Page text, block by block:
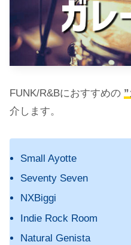
FUNK/R&Bにおすすめの
介します。
Small Ayotte
Seventy Seven
NXBiggi
Indie Rock Room
Natural Genista